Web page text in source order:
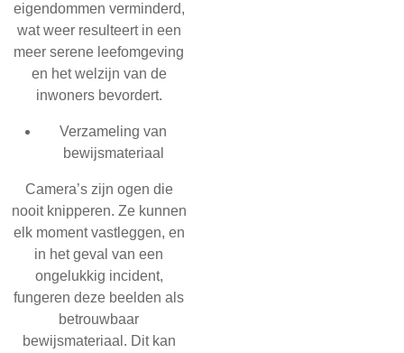
eigendommen verminderd,
wat weer resulteert in een
meer serene leefomgeving
en het welzijn van de
inwoners bevordert.
Verzameling van
bewijsmateriaal
Camera’s zijn ogen die
nooit knipperen. Ze kunnen
elk moment vastleggen, en
in het geval van een
ongelukkig incident,
fungeren deze beelden als
betrouwbaar
bewijsmateriaal. Dit kan